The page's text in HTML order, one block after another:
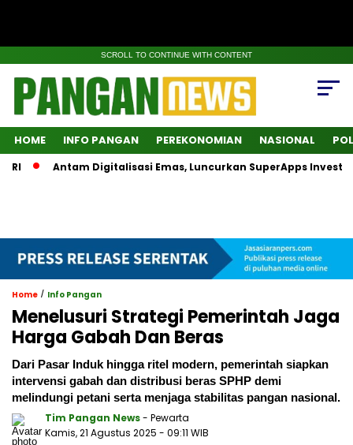
SCROLL TO CONTINUE WITH CONTENT
HOME INFO PANGAN PEREKONOMIAN NASIONAL
Antam Digitalisasi Emas, Luncurkan SuperApps Investasi
Home / Info Pangan
Menelusuri Strategi Pemerintah Jaga
Harga Gabah Dan Beras
Dari Pasar Induk hingga ritel modern, pemerintah siapkan
intervensi gabah dan distribusi beras SPHP demi
melindungi petani serta menjaga stabilitas pangan nasional.
Tim Pangan News- Pewarta
Kamis, 21 Agustus 2025 - 09:11 WIB